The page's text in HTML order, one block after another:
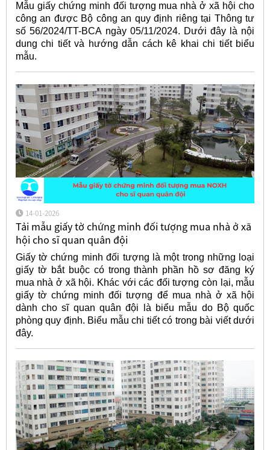
Mẫu giấy chứng minh đối tượng mua nhà ở xã hội cho
công an được Bộ công an quy định riêng tại Thông tư
số 56/2024/TT-BCA ngày 05/11/2024. Dưới đây là nội
dung chi tiết và hướng dẫn cách kê khai chi tiết biểu
mẫu.
14-01-2026
Tải mẫu giấy tờ chứng minh đối tượng mua nhà ở xã
hội cho sĩ quan quân đội
Giấy tờ chứng minh đối tượng là một trong những loại
giấy tờ bắt buộc có trong thành phần hồ sơ đăng ký
mua nhà ở xã hội. Khác với các đối tượng còn lại, mẫu
giấy tờ chứng minh đối tượng để mua nhà ở xã hội
dành cho sĩ quan quân đội là biểu mẫu do Bộ quốc
phòng quy định. Biểu mẫu chi tiết có trong bài viết dưới
đây.